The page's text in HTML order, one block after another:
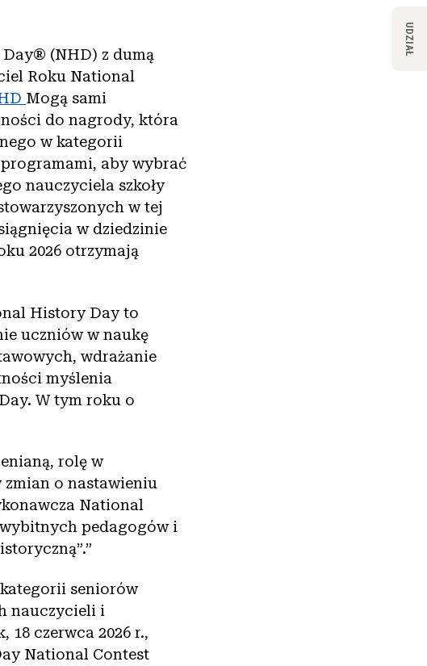
(NHD) z dumą
Roku National
Mogą sami
do nagrody, która
w kategorii
aby wybrać
nauczyciela szkoły
w tej
w dziedzinie
2026 otrzymają
History Day to
uczniów w naukę
wdrażanie
myślenia
W tym roku o
rolę w
o nastawieniu
National
pedagogów i
seniorów
nauczycieli i
18 czerwca 2026 r.,
National Contest
UDZIAŁ